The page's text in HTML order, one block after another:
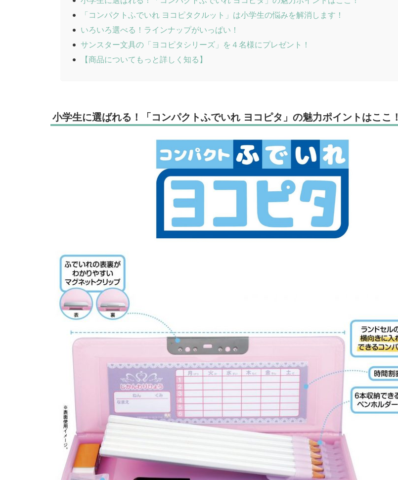
「コンパクトふでいれ ヨコピタクルット」は小学生の悩みを解消します！
いろいろ選べる！ラインナップがいっぱい！
サンスター文具の「ヨコピタシリーズ」を４名様にプレゼント！
【商品についてもっと詳しく知る】
小学生に選ばれる！「コンパクトふでいれ ヨコピタ」の魅力ポイントはここ！